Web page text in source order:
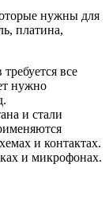
нужны для
платина,
все
нужно
и стали
и контактах.
и микрофонах.